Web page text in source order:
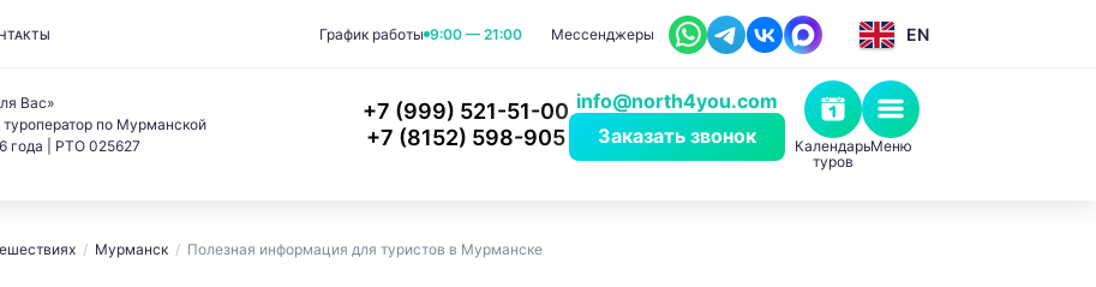
График работы 9:00 — 21:00 Мессенджеры EN
Вас»
по Мурманской
года | РТО 025627
+7 (999) 521-51-00
+7 (8152) 598-905
info@north4you.com
Заказать звонок
Календарь
туров
Меню
/ Мурманск / Полезная информация для туристов в Мурманске